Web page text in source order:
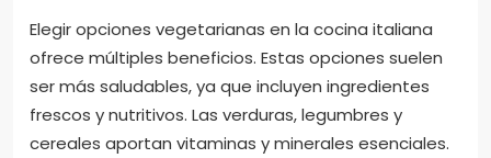
Elegir opciones vegetarianas en la cocina italiana
ofrece múltiples beneficios. Estas opciones suelen
ser más saludables, ya que incluyen ingredientes
frescos y nutritivos. Las verduras, legumbres y
cereales aportan vitaminas y minerales esenciales.